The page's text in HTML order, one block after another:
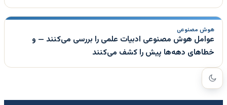
هوش مصنوعی
عوامل هوش مصنوعی ادبیات علمی را بررسی می‌کنند — و
خطاهای دهه‌ها پیش را کشف می‌کنند